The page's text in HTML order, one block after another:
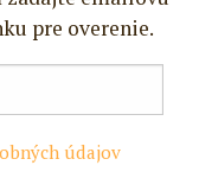
pre overenie.
údajov